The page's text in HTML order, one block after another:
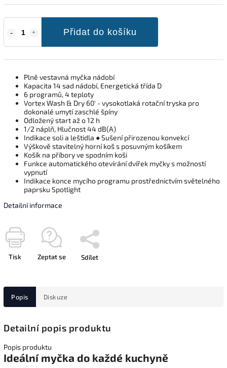
Přidat do košíku
Plně vestavná myčka nádobí
Kapacita 14 sad nádobí, Energetická třída D
6 programů, 4 teploty
Vortex Wash & Dry 60' - vysokotlaká rotační tryska pro
dokonalé umytí zaschlé špíny
Odložený start až o 12 h
1/2 náplň, Hlučnost 44 dB(A)
Indikace soli a leštidla ● Sušení přirozenou konvekcí
Výškově stavitelný horní koš s posuvným košíkem
Košík na příbory ve spodním koši
Funkce automatického otevírání dvířek myčky s možností
vypnutí
Indikace konce mycího programu prostřednictvím světelného
paprsku Spotlight
Detailní informace
Tisk Zeptat se Sdílet
Popis Diskuze
Detailní popis produktu
Popis produktu
Ideální myčka do každé kuchyně